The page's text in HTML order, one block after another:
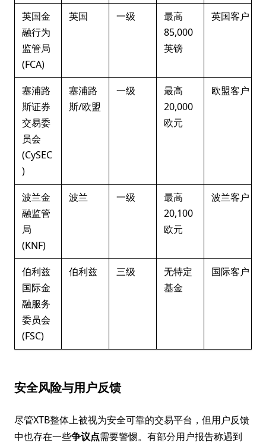
英国金
融行为
监管局
(FCA)
英国 一级
最高
85,000
英镑
英国客户
塞浦路
斯证券
交易委
员会
(CySEC
)
塞浦路
斯/欧盟
一级
最高
20,000
欧元
欧盟客户
波兰金
融监管
局
(KNF)
波兰 一级
最高
20,100
欧元
波兰客户
伯利兹
国际金
融服务
委员会
(FSC)
伯利兹 三级
无特定
基金
国际客户
安全风险与用户反馈
尽管XTB整体上被视为安全可靠的交易平台，但用户反馈
中也存在一些争议点需要警惕。有部分用户报告称遇到